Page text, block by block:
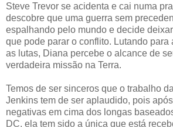
Steve Trevor se acidenta e cai numa
descobre que uma guerra sem
espalhando pelo mundo e decide
que pode parar o conflito. Lutando para
as lutas, Diana percebe o alcance de
verdadeira missão na Terra.
Temos de ser sinceros que o trabalho
Jenkins tem de ser aplaudido, pois
negativas em cima dos longas
DC, ela tem sido a única que está